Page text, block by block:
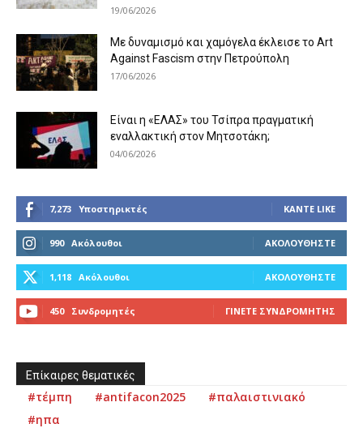
19/06/2026
Με δυναμισμό και χαμόγελα έκλεισε το Art
Against Fascism στην Πετρούπολη
17/06/2026
Είναι η «ΕΛΑΣ» του Τσίπρα πραγματική
εναλλακτική στον Μητσοτάκη;
04/06/2026
7,273 Υποστηρικτές ΚΆΝΤΕ LIKE
990 Ακόλουθοι ΑΚΟΛΟΥΘΉΣΤΕ
1,118 Ακόλουθοι ΑΚΟΛΟΥΘΉΣΤΕ
450 Συνδρομητές ΓΊΝΕΤΕ ΣΥΝΔΡΟΜΗΤΉΣ
Επίκαιρες θεματικές
#τέμπη #antifacon2025
#παλαιστινιακό
#ηπα